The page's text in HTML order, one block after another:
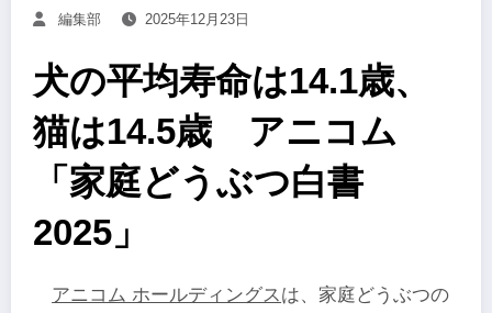
編集部 2025年12月23日
犬の平均寿命は14.1歳、
猫は14.5歳 アニコム
「家庭どうぶつ白書
2025」
アニコム ホールディングスは、家庭どうぶつの